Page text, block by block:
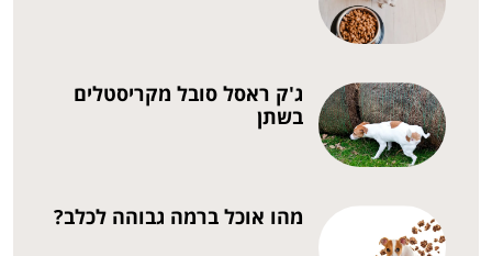
ג'ק ראסל סובל מקריסטלים
בשתן
מהו אוכל ברמה גבוהה לכלב?